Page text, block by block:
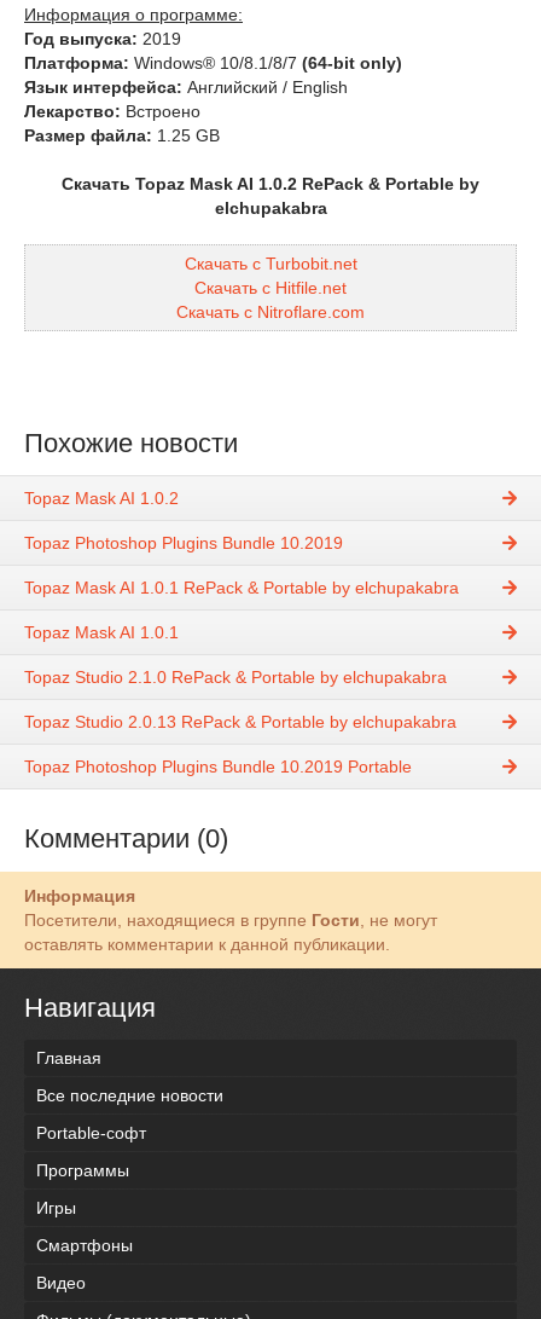
Информация о программе:
Год выпуска: 2019
Платформа: Windows® 10/8.1/8/7 (64-bit only)
Язык интерфейса: Английский / English
Лекарство: Встроено
Размер файла: 1.25 GB
Скачать Topaz Mask AI 1.0.2 RePack & Portable by
elchupakabra
Скачать с Turbobit.net
Скачать с Hitfile.net
Скачать с Nitroflare.com
Похожие новости
Topaz Mask AI 1.0.2
Topaz Photoshop Plugins Bundle 10.2019
Topaz Mask AI 1.0.1 RePack & Portable by elchupakabra
Topaz Mask AI 1.0.1
Topaz Studio 2.1.0 RePack & Portable by elchupakabra
Topaz Studio 2.0.13 RePack & Portable by elchupakabra
Topaz Photoshop Plugins Bundle 10.2019 Portable
Комментарии (0)
Информация
Посетители, находящиеся в группе Гости , не могут
оставлять комментарии к данной публикации.
Навигация
Главная
Все последние новости
Portable-софт
Программы
Игры
Смартфоны
Видео